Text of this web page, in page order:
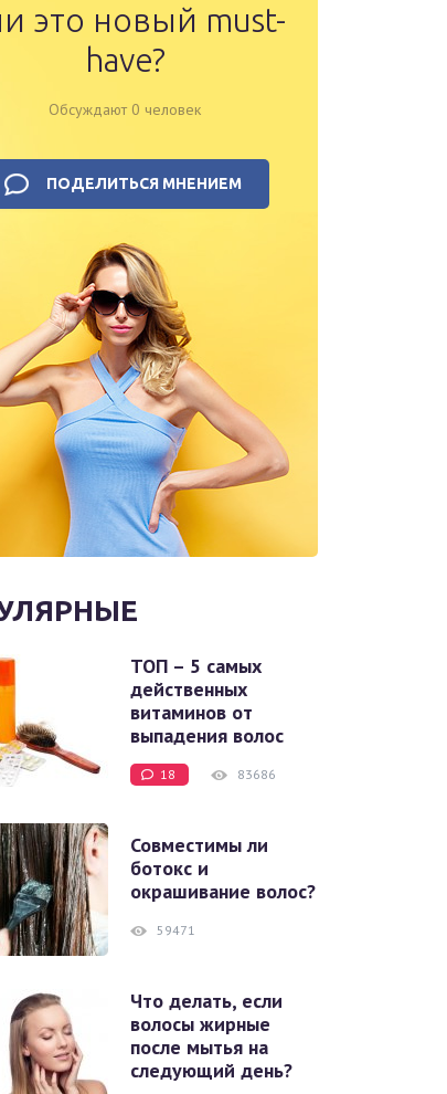
это новый must-
have?
Обсуждают 0 человек
ПОДЕЛИТЬСЯ МНЕНИЕМ
ТОП – 5 самых
действенных
витаминов от
выпадения волос
18 83686
Совместимы ли
ботокс и
окрашивание волос?
59471
Что делать, если
волосы жирные
после мытья на
следующий день?